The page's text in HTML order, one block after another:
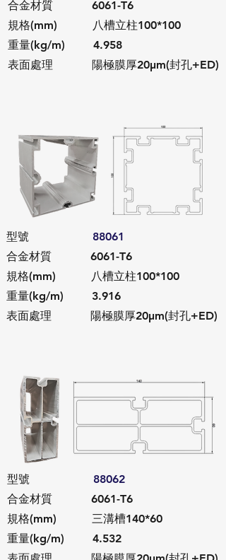
合金材質 6061-T6
規格(mm) 八槽立柱100*100
重量(kg/m) 4.958
​表面處理 陽極膜厚20μm(封孔+ED)
​型號
88061
合金材質 6061-T6
規格(mm) 八槽立柱100*100
重量(kg/m) 3.916
​表面處理 陽極膜厚20μm(封孔+ED)
​型號
88062
合金材質 6061-T6
規格(mm) 三溝槽140*60
重量(kg/m) 4.532